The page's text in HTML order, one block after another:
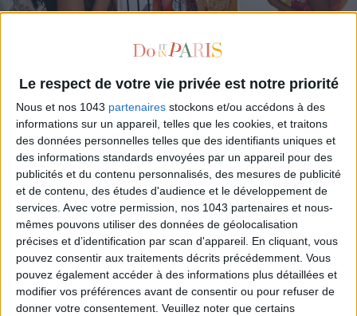
Le respect de votre vie privée est notre priorité
Nous et nos 1043 partenaires stockons et/ou accédons à des
informations sur un appareil, telles que les cookies, et traitons
des données personnelles telles que des identifiants uniques et
des informations standards envoyées par un appareil pour des
publicités et du contenu personnalisés, des mesures de publicité
et de contenu, des études d'audience et le développement de
services. Avec votre permission, nos 1043 partenaires et nous-
mêmes pouvons utiliser des données de géolocalisation
précises et d’identification par scan d'appareil. En cliquant, vous
pouvez consentir aux traitements décrits précédemment. Vous
pouvez également accéder à des informations plus détaillées et
modifier vos préférences avant de consentir ou pour refuser de
donner votre consentement. Veuillez noter que certains
CONNAISSEZ-VOUS LE AIRBNB DE LA PISCINE AUTOUR DE PARIS ?